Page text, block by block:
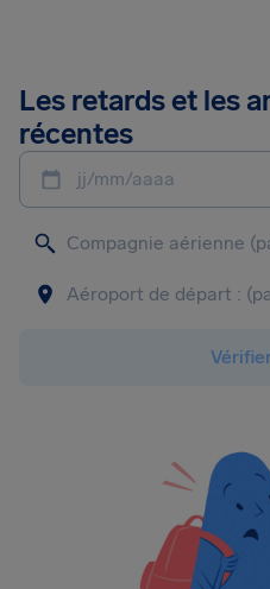
Les retards et les
récentes
jj/mm/aaaa